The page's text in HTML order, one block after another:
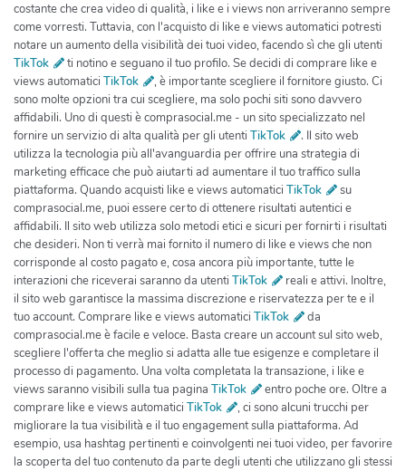
costante che crea video di qualità, i like e i views non arriveranno sempre
come vorresti. Tuttavia, con l'acquisto di like e views automatici potresti
notare un aumento della visibilità dei tuoi video, facendo sì che gli utenti
TikTok
ti notino e seguano il tuo profilo. Se decidi di comprare like e
views automatici TikTok
, è importante scegliere il fornitore giusto. Ci
sono molte opzioni tra cui scegliere, ma solo pochi siti sono davvero
affidabili. Uno di questi è comprasocial.me - un sito specializzato nel
fornire un servizio di alta qualità per gli utenti TikTok
. Il sito web
utilizza la tecnologia più all'avanguardia per offrire una strategia di
marketing efficace che può aiutarti ad aumentare il tuo traffico sulla
piattaforma. Quando acquisti like e views automatici TikTok
su
comprasocial.me, puoi essere certo di ottenere risultati autentici e
affidabili. Il sito web utilizza solo metodi etici e sicuri per fornirti i risultati
che desideri. Non ti verrà mai fornito il numero di like e views che non
corrisponde al costo pagato e, cosa ancora più importante, tutte le
interazioni che riceverai saranno da utenti TikTok
reali e attivi. Inoltre,
il sito web garantisce la massima discrezione e riservatezza per te e il
tuo account. Comprare like e views automatici TikTok
da
comprasocial.me è facile e veloce. Basta creare un account sul sito web,
scegliere l'offerta che meglio si adatta alle tue esigenze e completare il
processo di pagamento. Una volta completata la transazione, i like e
views saranno visibili sulla tua pagina TikTok
entro poche ore. Oltre a
comprare like e views automatici TikTok
, ci sono alcuni trucchi per
migliorare la tua visibilità e il tuo engagement sulla piattaforma. Ad
esempio, usa hashtag pertinenti e coinvolgenti nei tuoi video, per favorire
la scoperta del tuo contenuto da parte degli utenti che utilizzano gli stessi